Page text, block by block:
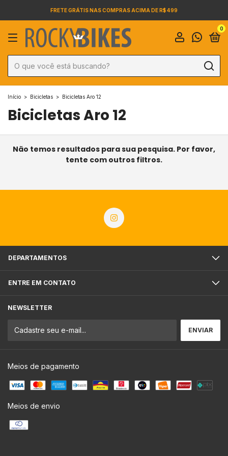
FRETE GRÁTIS NAS COMPRAS ACIMA DE R$ 499
0
Início > Bicicletas > Bicicletas Aro 12
Bicicletas Aro 12
Não temos resultados para sua pesquisa. Por favor,
tente com outros filtros.
DEPARTAMENTOS
ENTRE EM CONTATO
NEWSLETTER
Meios de pagamento
Meios de envio